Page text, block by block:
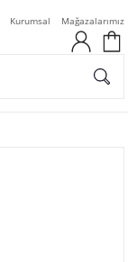
Kurumsal Mağazalarımız